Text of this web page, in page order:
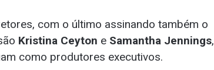
com o último assinando também o
Kristina Ceyton e Samantha Jennings,
como produtores executivos.